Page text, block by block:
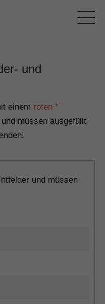
und
einem roten *
müssen ausgefüllt
und müssen